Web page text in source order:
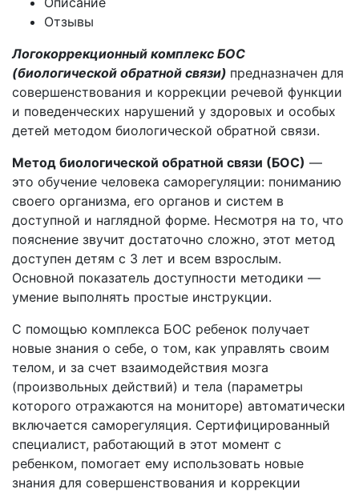
Отзывы
Логокоррекционный комплекс БОС
(биологической обратной связи) предназначен для
совершенствования и коррекции речевой функции
и поведенческих нарушений у здоровых и особых
детей методом биологической обратной связи.
Метод биологической обратной связи (БОС) —
это обучение человека саморегуляции: пониманию
своего организма, его органов и систем в
доступной и наглядной форме. Несмотря на то, что
пояснение звучит достаточно сложно, этот метод
доступен детям с 3 лет и всем взрослым.
Основной показатель доступности методики —
умение выполнять простые инструкции.
С помощью комплекса БОС ребенок получает
новые знания о себе, о том, как управлять своим
телом, и за счет взаимодействия мозга
(произвольных действий) и тела (параметры
которого отражаются на мониторе) автоматически
включается саморегуляция. Сертифицированный
специалист, работающий в этот момент с
ребенком, помогает ему использовать новые
знания для совершенствования и коррекции